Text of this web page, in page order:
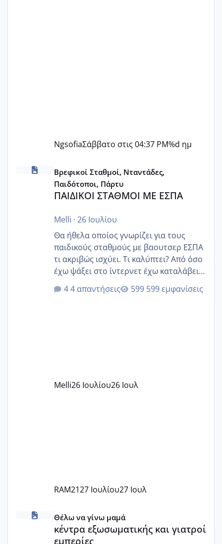
NgsofiaΣάββατο στις 04:37 PM%d ημ
ΠΑΙΔΙΚΟΙ ΣΤΑΘΜΟΙ ΜΕ ΕΣΠΑ
Βρεφικοί Σταθμοί, Νταντάδες,
Παιδότοποι, Πάρτυ
ΠΑΙΔΙΚΟΙ ΣΤΑΘΜΟΙ ΜΕ ΕΣΠΑ
Melli · 26 Ιουλίου
Θα ήθελα οποίος γνωρίζει για τους
παιδικούς σταθμούς με βαουτσερ ΕΣΠΑ
τι ακριβώς ισχύει. Τι καλύπτει? Από όσο
έχω ψάξει στο ίντερνετ έχω καταλάβει
ότι το βαουτσερ καλύπτει όλα τα
δίδακτρα και τα τροφεια του ιδιωτικού
Εγώ πήγα σε έναν ιδιωτικό παιδικό στ
4 απαντήσεις 599 εμφανίσεις
Melli26 Ιουλίου26 Ιουλ
RAM2127 Ιουλίου27 Ιουλ
κέντρα εξωσωματικής και γιατροί εμπερίες
Θέλω να γίνω μαμά
κέντρα εξωσωματικής και γιατροί
εμπερίες